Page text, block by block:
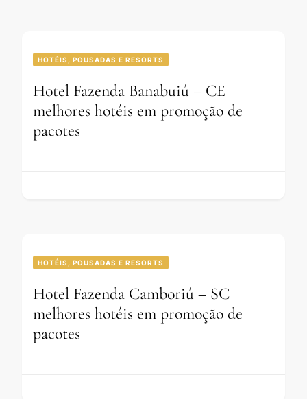
HOTÉIS, POUSADAS E RESORTS
Hotel Fazenda Banabuiú – CE
melhores hotéis em promoção de
pacotes
HOTÉIS, POUSADAS E RESORTS
Hotel Fazenda Camboriú – SC
melhores hotéis em promoção de
pacotes